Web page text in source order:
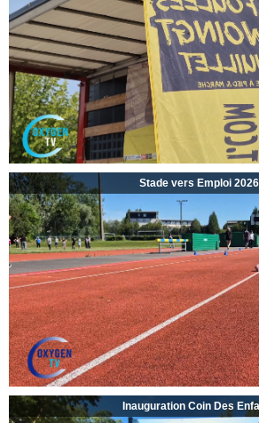
Stade vers Emploi 2026
Inauguration Coin Des